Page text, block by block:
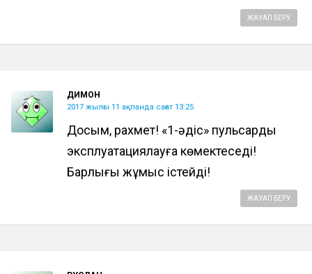
ЖАУАП БЕРУ
ДИМОН
2017 жылғы 11 ақпанда сағат 13:25
Досым, рахмет! «1-әдіс» пульсарды
эксплуатациялауға көмектеседі!
Барлығы жұмыс істейді!
ЖАУАП БЕРУ